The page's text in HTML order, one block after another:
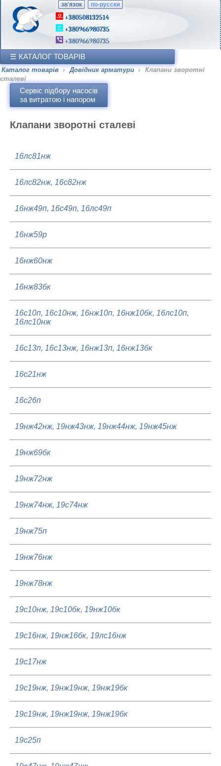
зв'язок по-русски
+380508132514
+380966980735
+380966980735
КАТАЛОГ ТОВАРІВ
Каталог товарів › Довідник арматури ›
Клапани зворотні
сталеві
Сервіс підбору насосів
за витратою і напором
Клапани зворотні сталеві
16лс81нж
16лс82нж, 16с82нж
16нж49п, 16с49п, 16лс49п
16нж59р
16нж60нж
16нж83бк
16с10п, 16с10нж, 16нж10п, 16нж10бк, 16лс10п,
16лс10нж
16с13п, 16с13нж, 16нж13п, 16нж13бк
16с21нж
16с26п
19нж42нж, 19нж43нж, 19нж44нж, 19нж45нж
19нж69бк
19нж72нж
19нж74нж, 19с74нж
19нж75п
19нж76нж
19нж78нж
19с10нж, 19с10бк, 19нж10бк
19с16нж, 19нж16бк, 19лс16нж
19с17нж
19с19нж, 19нж19нж, 19нж19бк
19с19нж, 19нж19нж, 19нж19бк
19с25п